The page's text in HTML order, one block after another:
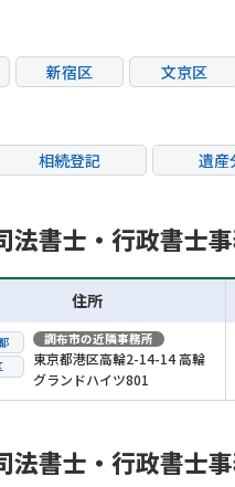
新宿区 文京区
荒川区 板橋区
立川市 三鷹市
稲城市
相続登記 遺産
相続人調査 相続財
書士・行政書士
住所
調布市の近隣事務所
東京都港区高輪2-14-14 高輪
グランドハイツ801
書士・行政書士